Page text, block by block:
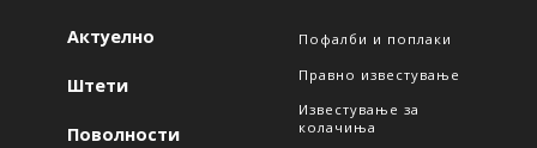
Актуелно
Штети
Поволности
Пофалби и поплаки
Правно известување
Известување за
колачиња